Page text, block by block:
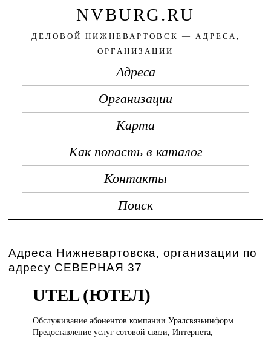
NVBURG.RU
ДЕЛОВОЙ НИЖНЕВАРТОВСК — АДРЕСА,
ОРГАНИЗАЦИИ
Адреса
Организации
Карта
Как попасть в каталог
Контакты
Поиск
Адреса Нижневартовска, организации по
адресу СЕВЕРНАЯ 37
UTEL (ЮТЕЛ)
Обслуживание абонентовкомпании Уралсвязьинформ
Предоставление услуг сотовой связи, Интернета,